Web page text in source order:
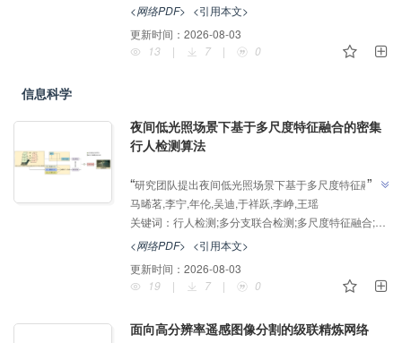
位冲击的方法并开展了相关实验验证，介绍了其在航天
器天线展开领域的研究进展，团队建立了蜗卷弹簧驱动
的天线展开动力学模型，提出了在展开驱动铰链轴向引
<网络PDF> <引用本文>
更新时间： 2026-08-03
13
| 7 | 0
信息科学
夜间低光照场景下基于多尺度特征融合的密集
行人检测算法
“研究团队提出夜间低光照场景下基于多尺度特征融合
的密集行人检测算法，通过设计融合自注意力与卷积混
合模块的双向路径特征聚合网络、构建多分支联合检测
策略、引入检测框中心距离优化后处理，有效解决了光
照变化、遮挡及尺度差异导致的行人检测准确率下降问
题，在多个数据集上漏检率降低2.8%-3.3%，为夜间行
”
马晞茗,李宁,年伦,吴迪,于祥跃,李峥,王瑶
关键词： 行人检测;多分支联合检测;多尺度特征融合;注意力机制;后处理优化
<网络PDF> <引用本文>
更新时间： 2026-08-03
19
| 7 | 0
面向高分辨率遥感图像分割的级联精炼网络